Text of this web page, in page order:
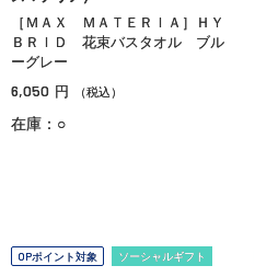
［ＭＡＸ ＭＡＴＥＲＩＡ］ＨＹ
ＢＲＩＤ 花束バスタオル ブル
ーグレー
6,050 円 （税込）
在庫：○
OPポイント対象 ソーシャルギフト